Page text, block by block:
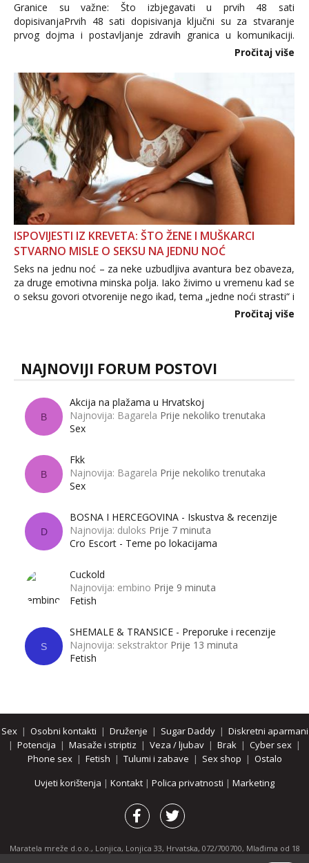
Granice su važne: Što izbjegavati u prvih 48 sati
dopisivanjaPrvih 48 sati dopisivanja ključni su za stvaranje
prvog dojma i postavljanje zdravih granica u komunikaciji.
Važno je izbjeći prebrzo otkrivanje osobnih ili intimnih
informacija, jer nepoznata osoba još nije zaslužila to
povjerenje. Takođe...
Pročitaj više
ISPOVIJESTI IZ KREVETA: ŠTO ŽENE I MUŠKARCI
STVARNO MISLE O SEKSU NA JEDNU NOĆ
Seks na jednu noć – za neke uzbudljiva avantura bez obaveza,
za druge emotivna minska polja. Iako živimo u vremenu kad se
o seksu govori otvorenije nego ikad, tema „jedne noći strasti“ i
dalje izaziva burne rasprave. Što zapravo misle žene, a što
Pročitaj više
NAJNOVIJI FORUM POSTOVI
B
Akcija na plažama u Hrvatskoj
Najnovija: Bagarela Prije nekoliko trenutaka
Sex
B
Fkk
Najnovija: Bagarela Prije nekoliko trenutaka
Sex
D
BOSNA I HERCEGOVINA - Iskustva & recenzije
Najnovija: duloks Prije 7 minuta
Cro Escort - Teme po lokacijama
Cuckold
Najnovija: embino Prije 9 minuta
Fetish
S
SHEMALE & TRANSICE - Preporuke i recenzije
Najnovija: sekstraktor Prije 13 minuta
Fetish
Sex| Osobni kontakti | Druženje | Sugar Daddy| Diskretni aparmani
| Potencija | Masaže i striptiz | Veza / ljubav | Brak | Cyber sex |
Phone sex| Fetish | Tulumi i zabave | Sex shop | Ostalo
Uvjeti korištenja | Kontakt | Polica privatnosti | Marketing
Maratela mreže d.o.o., Lonjica, Lonjica 33, Hrvatska, 072/700700, Mlađima od 18
godina zabranjeno je pregledavanje stranice i svih njenih dijelova.